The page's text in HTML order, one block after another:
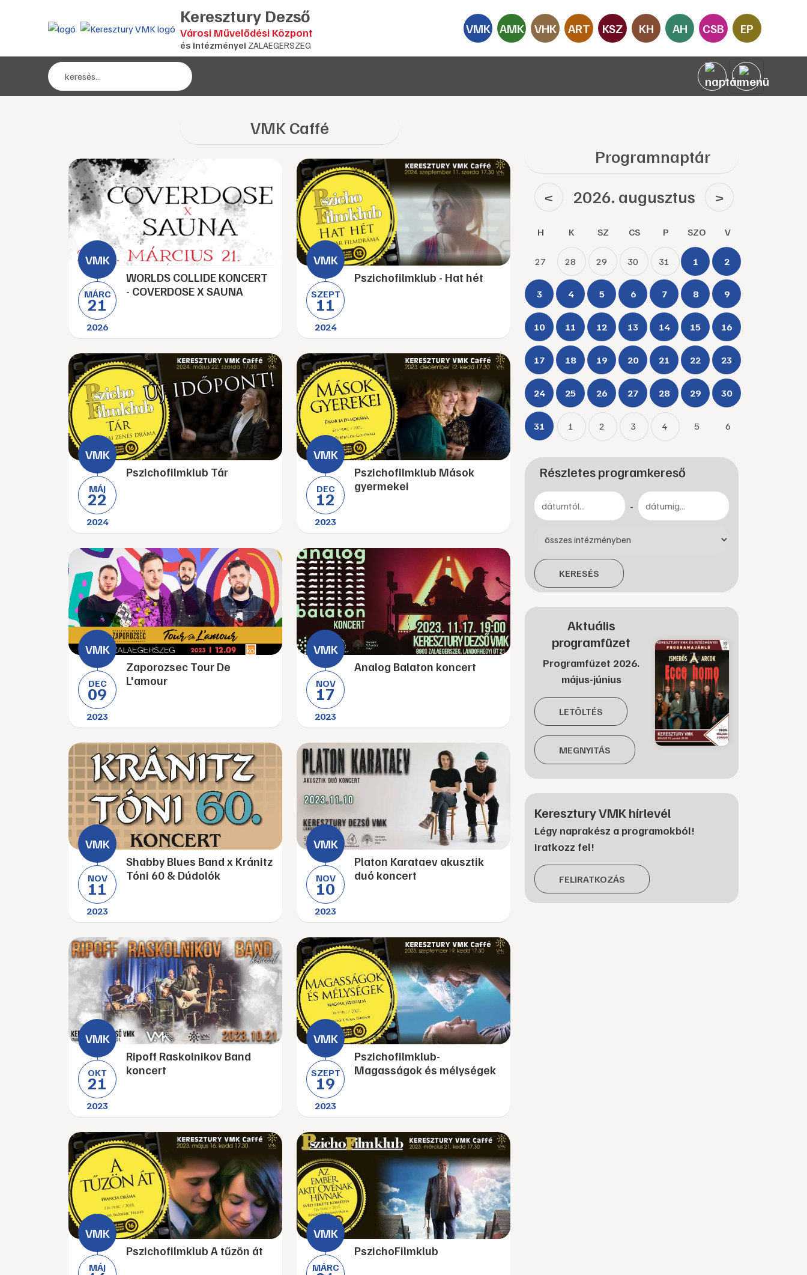
Keresztury Dezső
Városi Művelődési Központ
és intézményei ZALAEGERSZEG
VMK AMK VHK ART KSZ KH AH CSB EP
VMK Caffé
MÁRC
21
2026
WORLDS COLLIDE KONCERT
- COVERDOSE X SAUNA
SZEPT
11
2024
Pszichofilmklub - Hat hét
MÁJ
22
2024
Pszichofilmklub Tár
DEC
12
2023
Pszichofilmklub Mások
gyermekei
DEC
09
2023
Zaporozsec Tour De
L'amour
NOV
17
2023
Analog Balaton koncert
NOV
11
2023
Shabby Blues Band x Kránitz
Tóni 60 & Dúdolók
NOV
10
2023
Platon Karataev akusztik
duó koncert
OKT
21
2023
Ripoff Raskolnikov Band
koncert
SZEPT
19
2023
Pszichofilmklub-
Magasságok és mélységek
MÁJ
Pszichofilmklub A tűzön át
MÁRC
PszichoFilmklub
Programnaptár
< 2026. augusztus >
H K SZ CS P SZO V
27 28 29 30 31 1 2
3 4 5 6 7 8 9
10 11 12 13 14 15 16
17 18 19 20 21 22 23
24 25 26 27 28 29 30
31 1 2 3 4 5 6
Részletes programkereső
-
KERESÉS
Aktuális
programfüzet
Programfüzet 2026.
május-június
LETÖLTÉS
MEGNYITÁS
Keresztury VMK hírlevél
Légy naprakész a programokból!
Iratkozz fel!
FELIRATKOZÁS